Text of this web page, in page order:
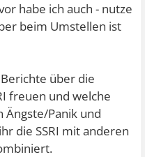
habe ich auch - nutze
beim Umstellen ist
über die
freuen und welche
Ängste/Panik und
die SSRI mit anderen